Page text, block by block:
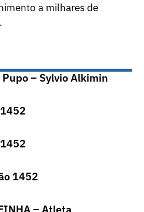
a milhares de
– Sylvio Alkimin
1452
– Atleta